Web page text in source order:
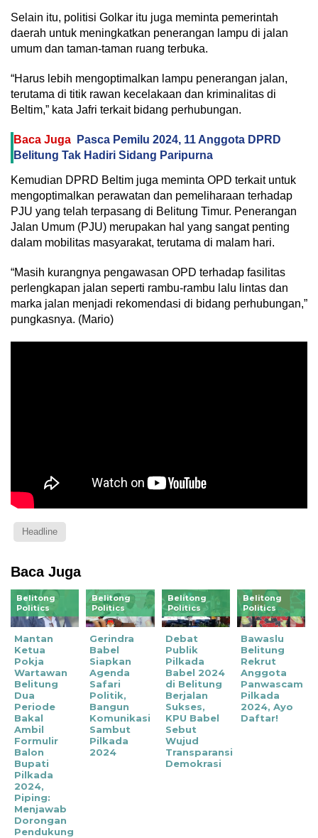
Selain itu, politisi Golkar itu juga meminta pemerintah
daerah untuk meningkatkan penerangan lampu di jalan
umum dan taman-taman ruang terbuka.
“Harus lebih mengoptimalkan lampu penerangan jalan,
terutama di titik rawan kecelakaan dan kriminalitas di
Beltim,” kata Jafri terkait bidang perhubungan.
Baca Juga
Pasca Pemilu 2024, 11 Anggota DPRD
Belitung Tak Hadiri Sidang Paripurna
Kemudian DPRD Beltim juga meminta OPD terkait untuk
mengoptimalkan perawatan dan pemeliharaan terhadap
PJU yang telah terpasang di Belitung Timur. Penerangan
Jalan Umum (PJU) merupakan hal yang sangat penting
dalam mobilitas masyarakat, terutama di malam hari.
“Masih kurangnya pengawasan OPD terhadap fasilitas
perlengkapan jalan seperti rambu-rambu lalu lintas dan
marka jalan menjadi rekomendasi di bidang perhubungan,”
pungkasnya. (Mario)
Headline
Baca Juga
Belitong
Politics
Mantan
Ketua
Pokja
Wartawan
Belitung
Dua
Periode
Bakal
Ambil
Formulir
Balon
Bupati
Pilkada
2024,
Piping:
Menjawab
Dorongan
Pendukung
Belitong
Politics
Gerindra
Babel
Siapkan
Agenda
Safari
Politik,
Bangun
Komunikasi
Sambut
Pilkada
2024
Belitong
Politics
Debat
Publik
Pilkada
Babel 2024
di Belitung
Berjalan
Sukses,
KPU Babel
Sebut
Wujud
Transparansi
Demokrasi
Belitong
Politics
Bawaslu
Belitung
Rekrut
Anggota
Panwascam
Pilkada
2024, Ayo
Daftar!